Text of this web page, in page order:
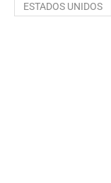
ESTADOS UNIDOS